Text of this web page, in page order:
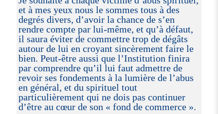
et à mes yeux nous le sommes tous à des
degrés divers, d’avoir la chance de s’en
rendre compte par lui-même, et qu’à défaut,
il saura éviter de commettre trop de dégâts
autour de lui en croyant sincèrement faire le
bien. Peut-être aussi que l’Institution finira
par comprendre qu’il lui faut admettre de
revoir ses fondements à la lumière de l’abus
en général, et du spirituel tout
particulièrement qui ne dois pas continuer
d’être au cœur de son « fond de commerce ».